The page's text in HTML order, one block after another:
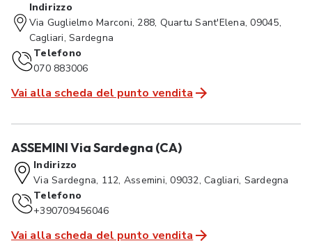
Indirizzo
Via Guglielmo Marconi, 288, Quartu Sant'Elena, 09045,
Cagliari, Sardegna
Telefono
070 883006
Vai alla scheda del punto vendita
ASSEMINI Via Sardegna (CA)
Indirizzo
Via Sardegna, 112, Assemini, 09032, Cagliari, Sardegna
Telefono
+390709456046
Vai alla scheda del punto vendita